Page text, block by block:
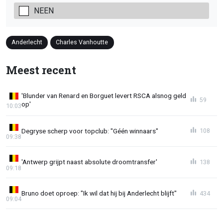
NEEN
Anderlecht Charles Vanhoutte
Meest recent
'Blunder van Renard en Borguet levert RSCA alsnog geld
op'
10:03
59
Degryse scherp voor topclub: "Géén winnaars"
09:38
108
'Antwerp grijpt naast absolute droomtransfer'
09:18
138
Bruno doet oproep: "Ik wil dat hij bij Anderlecht blijft"
09:04
434